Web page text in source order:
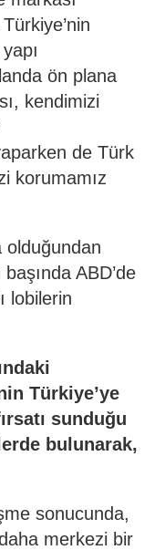
ön plana
kendimizi
de Türk
korumamız
olduğundan
ABD’de
lobilerin
Türkiye’ye
sunduğu
bulunarak,
sonucunda,
merkezi bir